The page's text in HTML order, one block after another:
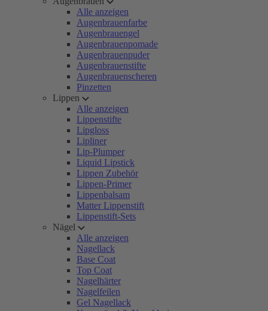
Alle anzeigen
Augenbrauenfarbe
Augenbrauengel
Augenbrauenpomade
Augenbrauenpuder
Augenbrauenstifte
Augenbrauenscheren
Pinzetten
Lippen
Alle anzeigen
Lippenstifte
Lipgloss
Lipliner
Lip-Plumper
Liquid Lipstick
Lippen Zubehör
Lippen-Primer
Lippenbalsam
Matter Lippenstift
Lippenstift-Sets
Nägel
Alle anzeigen
Nagellack
Base Coat
Top Coat
Nagelhärter
Nagelfeilen
Gel Nagellack